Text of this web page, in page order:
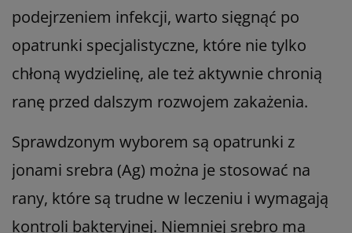
podejrzeniem infekcji, warto sięgnąć po
opatrunki specjalistyczne, które nie tylko
chłoną wydzielinę, ale też aktywnie chronią
ranę przed dalszym rozwojem zakażenia.
Sprawdzonym wyborem są opatrunki z
jonami srebra (Ag) można je stosować na
rany, które są trudne w leczeniu i wymagają
kontroli bakteryjnej. Niemniej srebro ma